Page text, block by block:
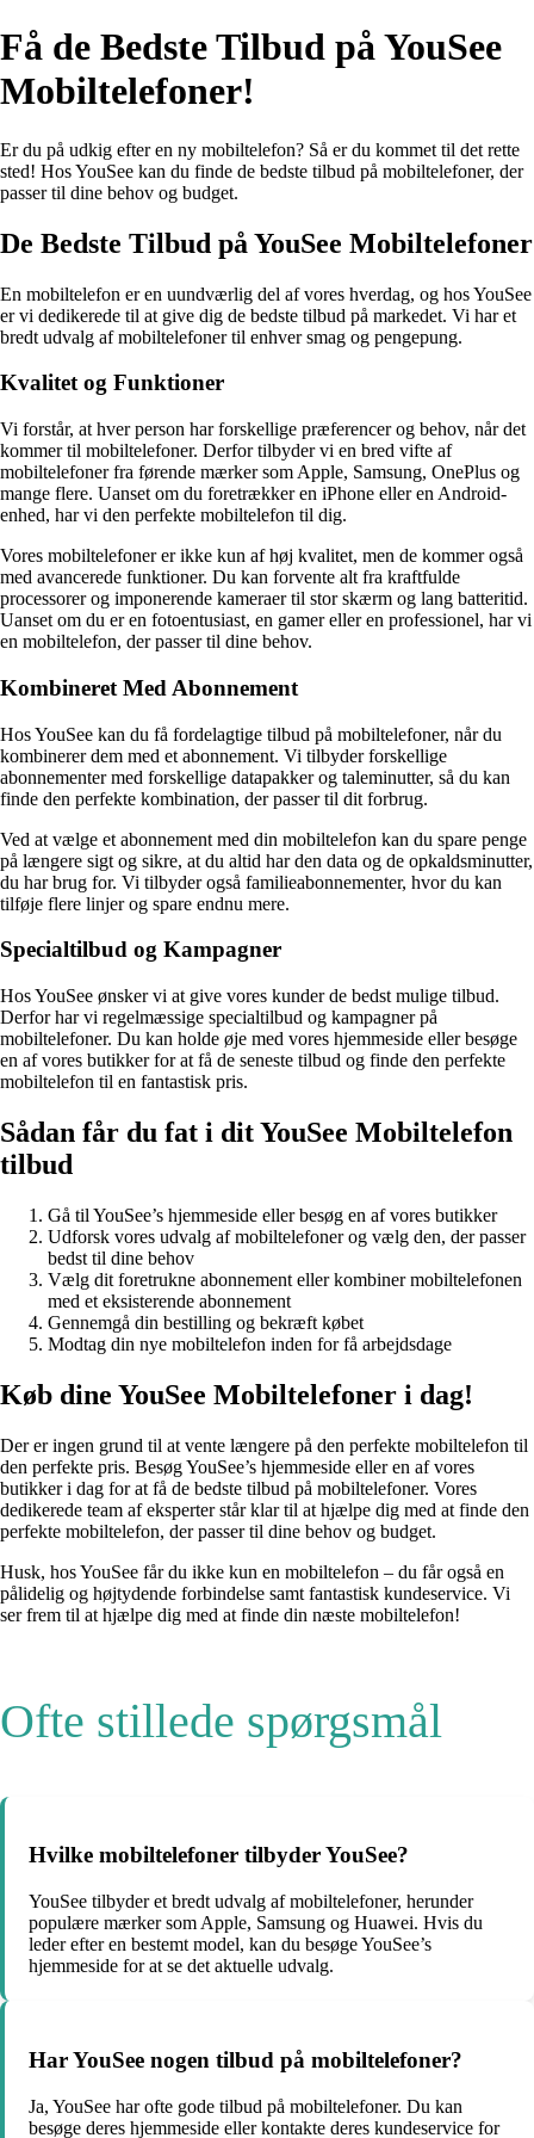
Få de Bedste Tilbud på YouSee
Mobiltelefoner!
Er du på udkig efter en ny mobiltelefon? Så er du kommet til det rette
sted! Hos YouSee kan du finde de bedste tilbud på mobiltelefoner, der
passer til dine behov og budget.
De Bedste Tilbud på YouSee Mobiltelefoner
En mobiltelefon er en uundværlig del af vores hverdag, og hos YouSee
er vi dedikerede til at give dig de bedste tilbud på markedet. Vi har et
bredt udvalg af mobiltelefoner til enhver smag og pengepung.
Kvalitet og Funktioner
Vi forstår, at hver person har forskellige præferencer og behov, når det
kommer til mobiltelefoner. Derfor tilbyder vi en bred vifte af
mobiltelefoner fra førende mærker som Apple, Samsung, OnePlus og
mange flere. Uanset om du foretrækker en iPhone eller en Android-
enhed, har vi den perfekte mobiltelefon til dig.
Vores mobiltelefoner er ikke kun af høj kvalitet, men de kommer også
med avancerede funktioner. Du kan forvente alt fra kraftfulde
processorer og imponerende kameraer til stor skærm og lang batteritid.
Uanset om du er en fotoentusiast, en gamer eller en professionel, har vi
en mobiltelefon, der passer til dine behov.
Kombineret Med Abonnement
Hos YouSee kan du få fordelagtige tilbud på mobiltelefoner, når du
kombinerer dem med et abonnement. Vi tilbyder forskellige
abonnementer med forskellige datapakker og taleminutter, så du kan
finde den perfekte kombination, der passer til dit forbrug.
Ved at vælge et abonnement med din mobiltelefon kan du spare penge
på længere sigt og sikre, at du altid har den data og de opkaldsminutter,
du har brug for. Vi tilbyder også familieabonnementer, hvor du kan
tilføje flere linjer og spare endnu mere.
Specialtilbud og Kampagner
Hos YouSee ønsker vi at give vores kunder de bedst mulige tilbud.
Derfor har vi regelmæssige specialtilbud og kampagner på
mobiltelefoner. Du kan holde øje med vores hjemmeside eller besøge
en af vores butikker for at få de seneste tilbud og finde den perfekte
mobiltelefon til en fantastisk pris.
Sådan får du fat i dit YouSee Mobiltelefon
tilbud
Gå til YouSee’s hjemmeside eller besøg en af vores butikker
Udforsk vores udvalg af mobiltelefoner og vælg den, der passer
bedst til dine behov
Vælg dit foretrukne abonnement eller kombiner mobiltelefonen
med et eksisterende abonnement
Gennemgå din bestilling og bekræft købet
Modtag din nye mobiltelefon inden for få arbejdsdage
Køb dine YouSee Mobiltelefoner i dag!
Der er ingen grund til at vente længere på den perfekte mobiltelefon til
den perfekte pris. Besøg YouSee’s hjemmeside eller en af vores
butikker i dag for at få de bedste tilbud på mobiltelefoner. Vores
dedikerede team af eksperter står klar til at hjælpe dig med at finde den
perfekte mobiltelefon, der passer til dine behov og budget.
Husk, hos YouSee får du ikke kun en mobiltelefon – du får også en
pålidelig og højtydende forbindelse samt fantastisk kundeservice. Vi
ser frem til at hjælpe dig med at finde din næste mobiltelefon!
Ofte stillede spørgsmål
Hvilke mobiltelefoner tilbyder YouSee?
YouSee tilbyder et bredt udvalg af mobiltelefoner, herunder
populære mærker som Apple, Samsung og Huawei. Hvis du
leder efter en bestemt model, kan du besøge YouSee’s
hjemmeside for at se det aktuelle udvalg.
Har YouSee nogen tilbud på mobiltelefoner?
Ja, YouSee har ofte gode tilbud på mobiltelefoner. Du kan
besøge deres hjemmeside eller kontakte deres kundeservice for